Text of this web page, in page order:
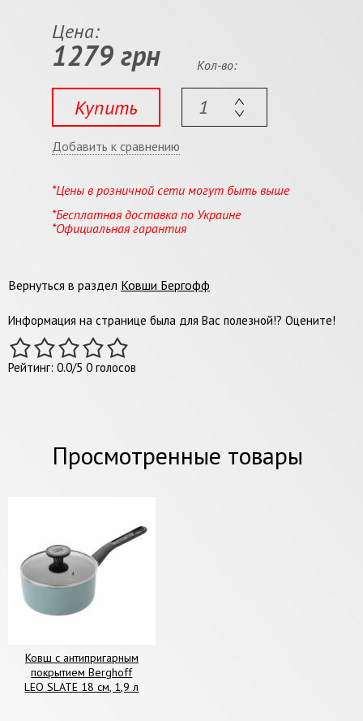
Цена:
1279 грн
Купить
Кол-во:
Добавить к сравнению
*Цены в розничной сети могут быть выше
*Бесплатная доставка по Украине
*Официальная гарантия
Вернуться в раздел Ковши Бергофф
Информация на странице была для Вас полезной!? Оцените!
Рейтинг: 0.0/5 0 голосов
Просмотренные товары
Ковш c антипригарным
покрытием Berghoff
LEO SLATE 18 см, 1,9 л